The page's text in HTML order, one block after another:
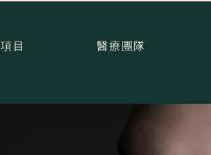
目 醫療團隊